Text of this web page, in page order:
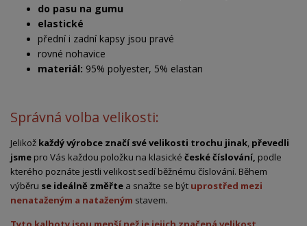
do pasu na gumu
elastické
přední i zadní kapsy jsou pravé
rovné nohavice
materiál: 95% polyester, 5% elastan
Správná volba velikosti:
Jelikož každý výrobce značí své velikosti trochu jinak, převedli
jsme pro Vás každou položku na klasické české číslování, podle
kterého poznáte jestli velikost sedí běžnému číslování. Během
výběru se ideálně změřte a snažte se být uprostřed mezi
nenataženým a nataženým stavem.